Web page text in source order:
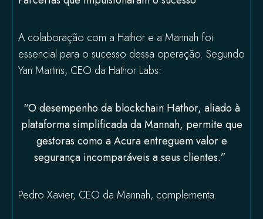
A colaboração com a Hathor e a Mannah foi
essencial para o sucesso dessa operação. Segundo
Yan Martins, CEO da Hathor Labs:
“O desempenho da blockchain Hathor, aliado à
plataforma simplificada da Mannah, permite que
gestoras como a Acura entreguem valor e
segurança incomparáveis a seus clientes.”
Pedro Xavier, CEO da Mannah, complementa: